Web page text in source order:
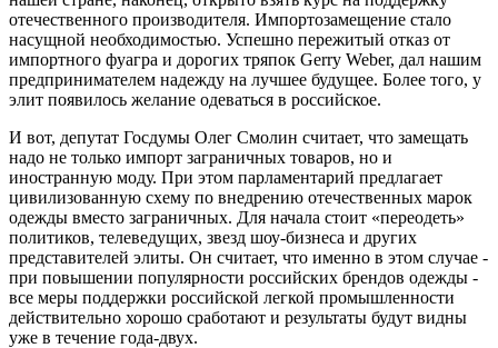
отечественного производителя. Импортозамещение стало
насущной необходимостью. Успешно пережитый отказ от
импортного фуагра и дорогих тряпок Gerry Weber, дал нашим
предпринимателем надежду на лучшее будущее. Более того, у
элит появилось желание одеваться в российское.
И вот, депутат Госдумы Олег Смолин считает, что замещать
надо не только импорт заграничных товаров, но и
иностранную моду. При этом парламентарий предлагает
цивилизованную схему по внедрению отечественных марок
одежды вместо заграничных. Для начала стоит «переодеть»
политиков, телеведущих, звезд шоу-бизнеса и других
представителей элиты. Он считает, что именно в этом случае -
при повышении популярности российских брендов одежды -
все меры поддержки российской легкой промышленности
действительно хорошо сработают и результаты будут видны
уже в течение года-двух.